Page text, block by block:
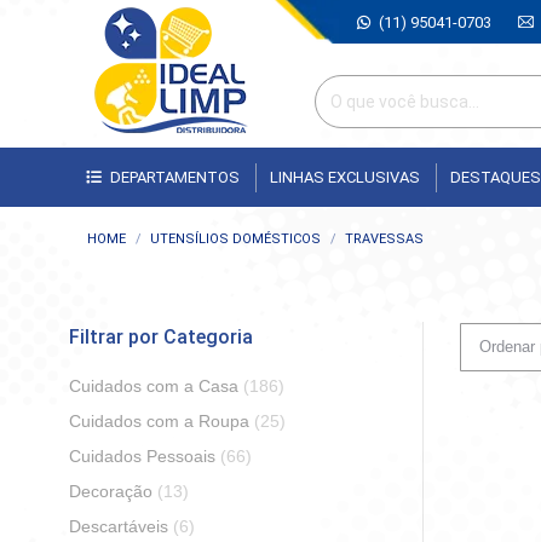
(11) 95041-0703
DEPARTAMENTOS LINHAS EXCLUSIVAS DESTAQUES
Você está aqui:
HOME UTENSÍLIOS DOMÉSTICOS TRAVESSAS
Filtrar por Categoria
Cuidados com a Casa (186)
Cuidados com a Roupa (25)
Cuidados Pessoais (66)
Decoração (13)
Descartáveis (6)